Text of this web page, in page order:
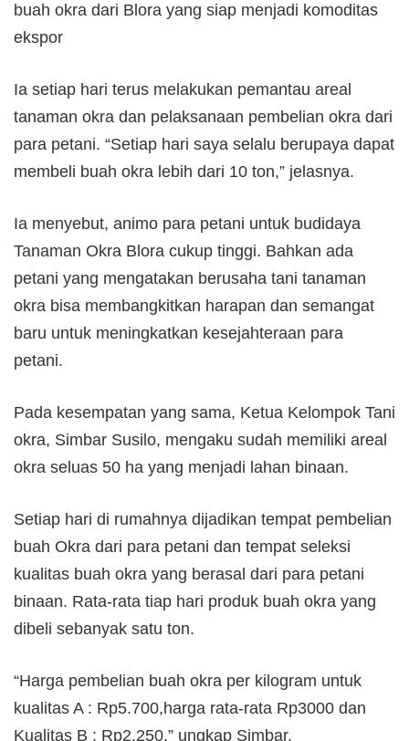
buah okra dari Blora yang siap menjadi komoditas
ekspor
Ia setiap hari terus melakukan pemantau areal
tanaman okra dan pelaksanaan pembelian okra dari
para petani. “Setiap hari saya selalu berupaya dapat
membeli buah okra lebih dari 10 ton,” jelasnya.
Ia menyebut, animo para petani untuk budidaya
Tanaman Okra Blora cukup tinggi. Bahkan ada
petani yang mengatakan berusaha tani tanaman
okra bisa membangkitkan harapan dan semangat
baru untuk meningkatkan kesejahteraan para
petani.
Pada kesempatan yang sama, Ketua Kelompok Tani
okra, Simbar Susilo, mengaku sudah memiliki areal
okra seluas 50 ha yang menjadi lahan binaan.
Setiap hari di rumahnya dijadikan tempat pembelian
buah Okra dari para petani dan tempat seleksi
kualitas buah okra yang berasal dari para petani
binaan. Rata-rata tiap hari produk buah okra yang
dibeli sebanyak satu ton.
“Harga pembelian buah okra per kilogram untuk
kualitas A : Rp5.700,harga rata-rata Rp3000 dan
Kualitas B : Rp2.250,” ungkap Simbar.